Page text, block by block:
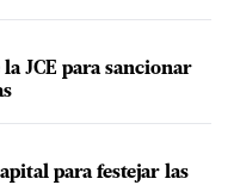
JCE para sancionar
para festejar las